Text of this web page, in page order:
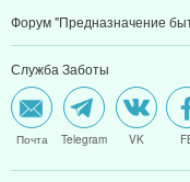
Форум "Предназначение
Служба Заботы
Почта Telegram VK